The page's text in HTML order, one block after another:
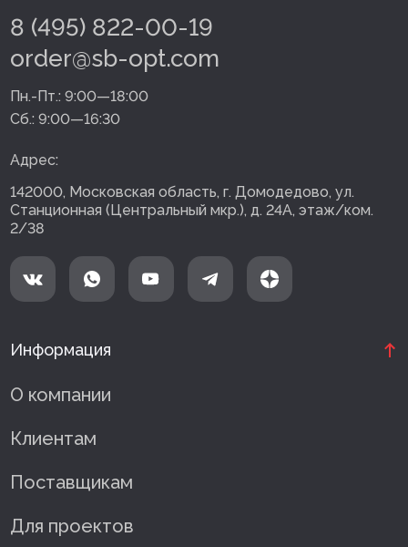
8 (495) 822-00-19
order@sb-opt.com
Пн.-Пт.: 9:00—18:00
Сб.: 9:00—16:30
Адрес:
142000, Московская область, г. Домодедово, ул.
Станционная (Центральный мкр.), д. 24А, этаж/ком.
2/38
Информация
О компании
Клиентам
Поставщикам
Для проектов